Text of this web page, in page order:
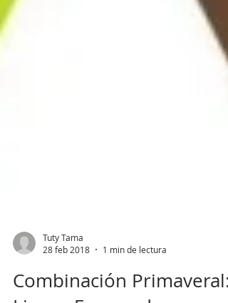
Tuty Tama
28 feb 2018
1 min de lectura